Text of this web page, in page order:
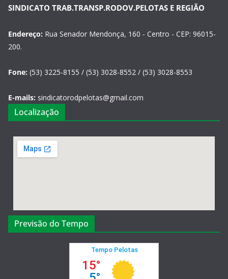
SINDICATO TRAB.TRANSP.RODOV.PELOTAS E REGIÃO
Endereço: Rua Senador Mendonça, 160 - Centro - CEP: 96015-
200.
Fone: (53) 3225-8155 / (53) 3028-8552 / (53) 3028-8553
E-mails: sindicatorodpelotas@gmail.com
Localização
Previsão do Tempo